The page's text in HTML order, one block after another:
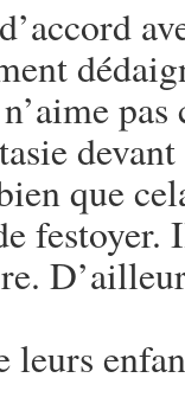
devant
que
festoyer.
leurs